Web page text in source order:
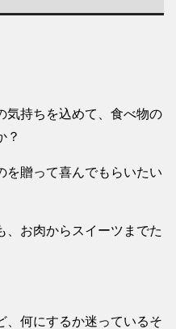
気持ちを込めて、食べ物の
？
を贈って喜んでもらいたい
、お肉からスイーツまでた
、何にするか迷っているそ